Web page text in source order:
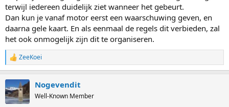
terwijl iedereen duidelijk ziet wanneer het gebeurt.
Dan kun je vanaf motor eerst een waarschuwing geven, en
daarna gele kaart. En als eenmaal de regels dit verbieden, zal
het ook onmogelijk zijn dit te organiseren.
R
e
c
t
i
ZeeKoei
Nogevendit
Well-Known Member